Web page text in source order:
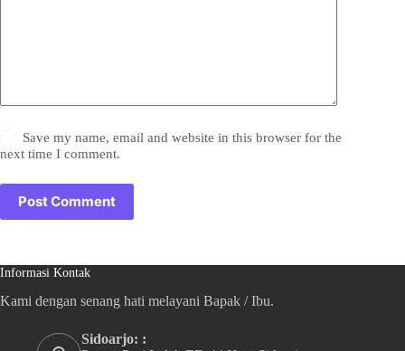
Save my name, email and website in this browser for the
next time I comment.
Post Comment
Informasi Kontak
Kami dengan senang hati melayani Bapak / Ibu.
Sidoarjo: :